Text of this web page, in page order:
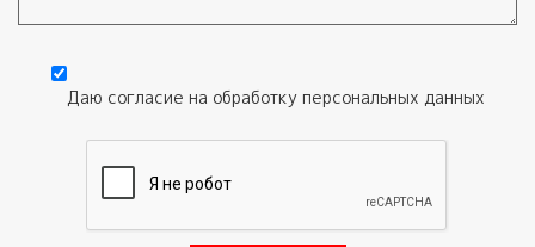
Даю согласие на обработку персональных данных